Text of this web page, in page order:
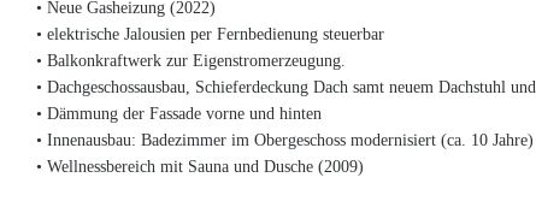
• Neue Gasheizung (2022)
• elektrische Jalousien per Fernbedienung steuerbar
• Balkonkraftwerk zur Eigenstromerzeugung.
• Dachgeschossausbau, Schieferdeckung Dach samt neuem Dachstuhl
• Dämmung der Fassade vorne und hinten
• Innenausbau: Badezimmer im Obergeschoss modernisiert (ca. 10 Jahre)
• Wellnessbereich mit Sauna und Dusche (2009)